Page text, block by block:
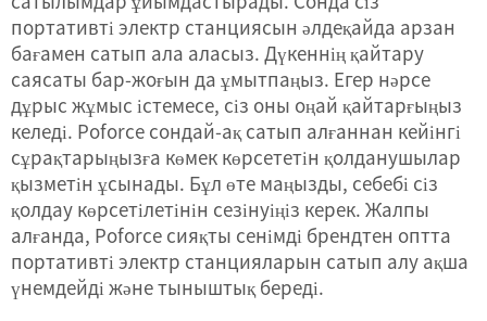
портативті электр станциясын әлдеқайда арзан
бағамен сатып ала аласыз. Дүкеннің қайтару
саясаты бар-жоғын да ұмытпаңыз. Егер нәрсе
дұрыс жұмыс істемесе, сіз оны оңай қайтарғыңыз
келеді. Poforce сондай-ақ сатып алғаннан кейінгі
сұрақтарыңызға көмек көрсететін қолданушылар
қызметін ұсынады. Бұл өте маңызды, себебі сіз
қолдау көрсетілетінін сезінуіңіз керек. Жалпы
алғанда, Poforce сияқты сенімді брендтен оптта
портативті электр станцияларын сатып алу ақша
үнемдейді және тыныштық береді.